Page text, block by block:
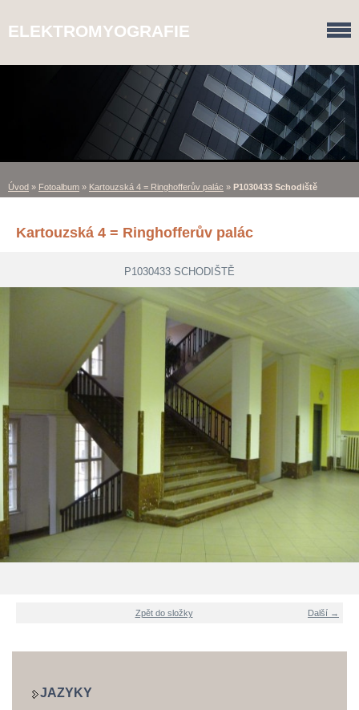
ELEKTROMYOGRAFIE
Úvod » Fotoalbum » Kartouzská 4 = Ringhofferův palác » P1030433 Schodiště
Kartouzská 4 = Ringhofferův palác
P1030433 SCHODIŠTĚ
Další →
Zpět do složky
JAZYKY